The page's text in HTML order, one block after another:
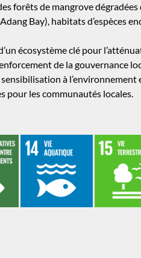
forêts de mangrove
Bay), habitats d’espèces
écosystème clé pour
de la gouvernance
à
pour les communautés locales.